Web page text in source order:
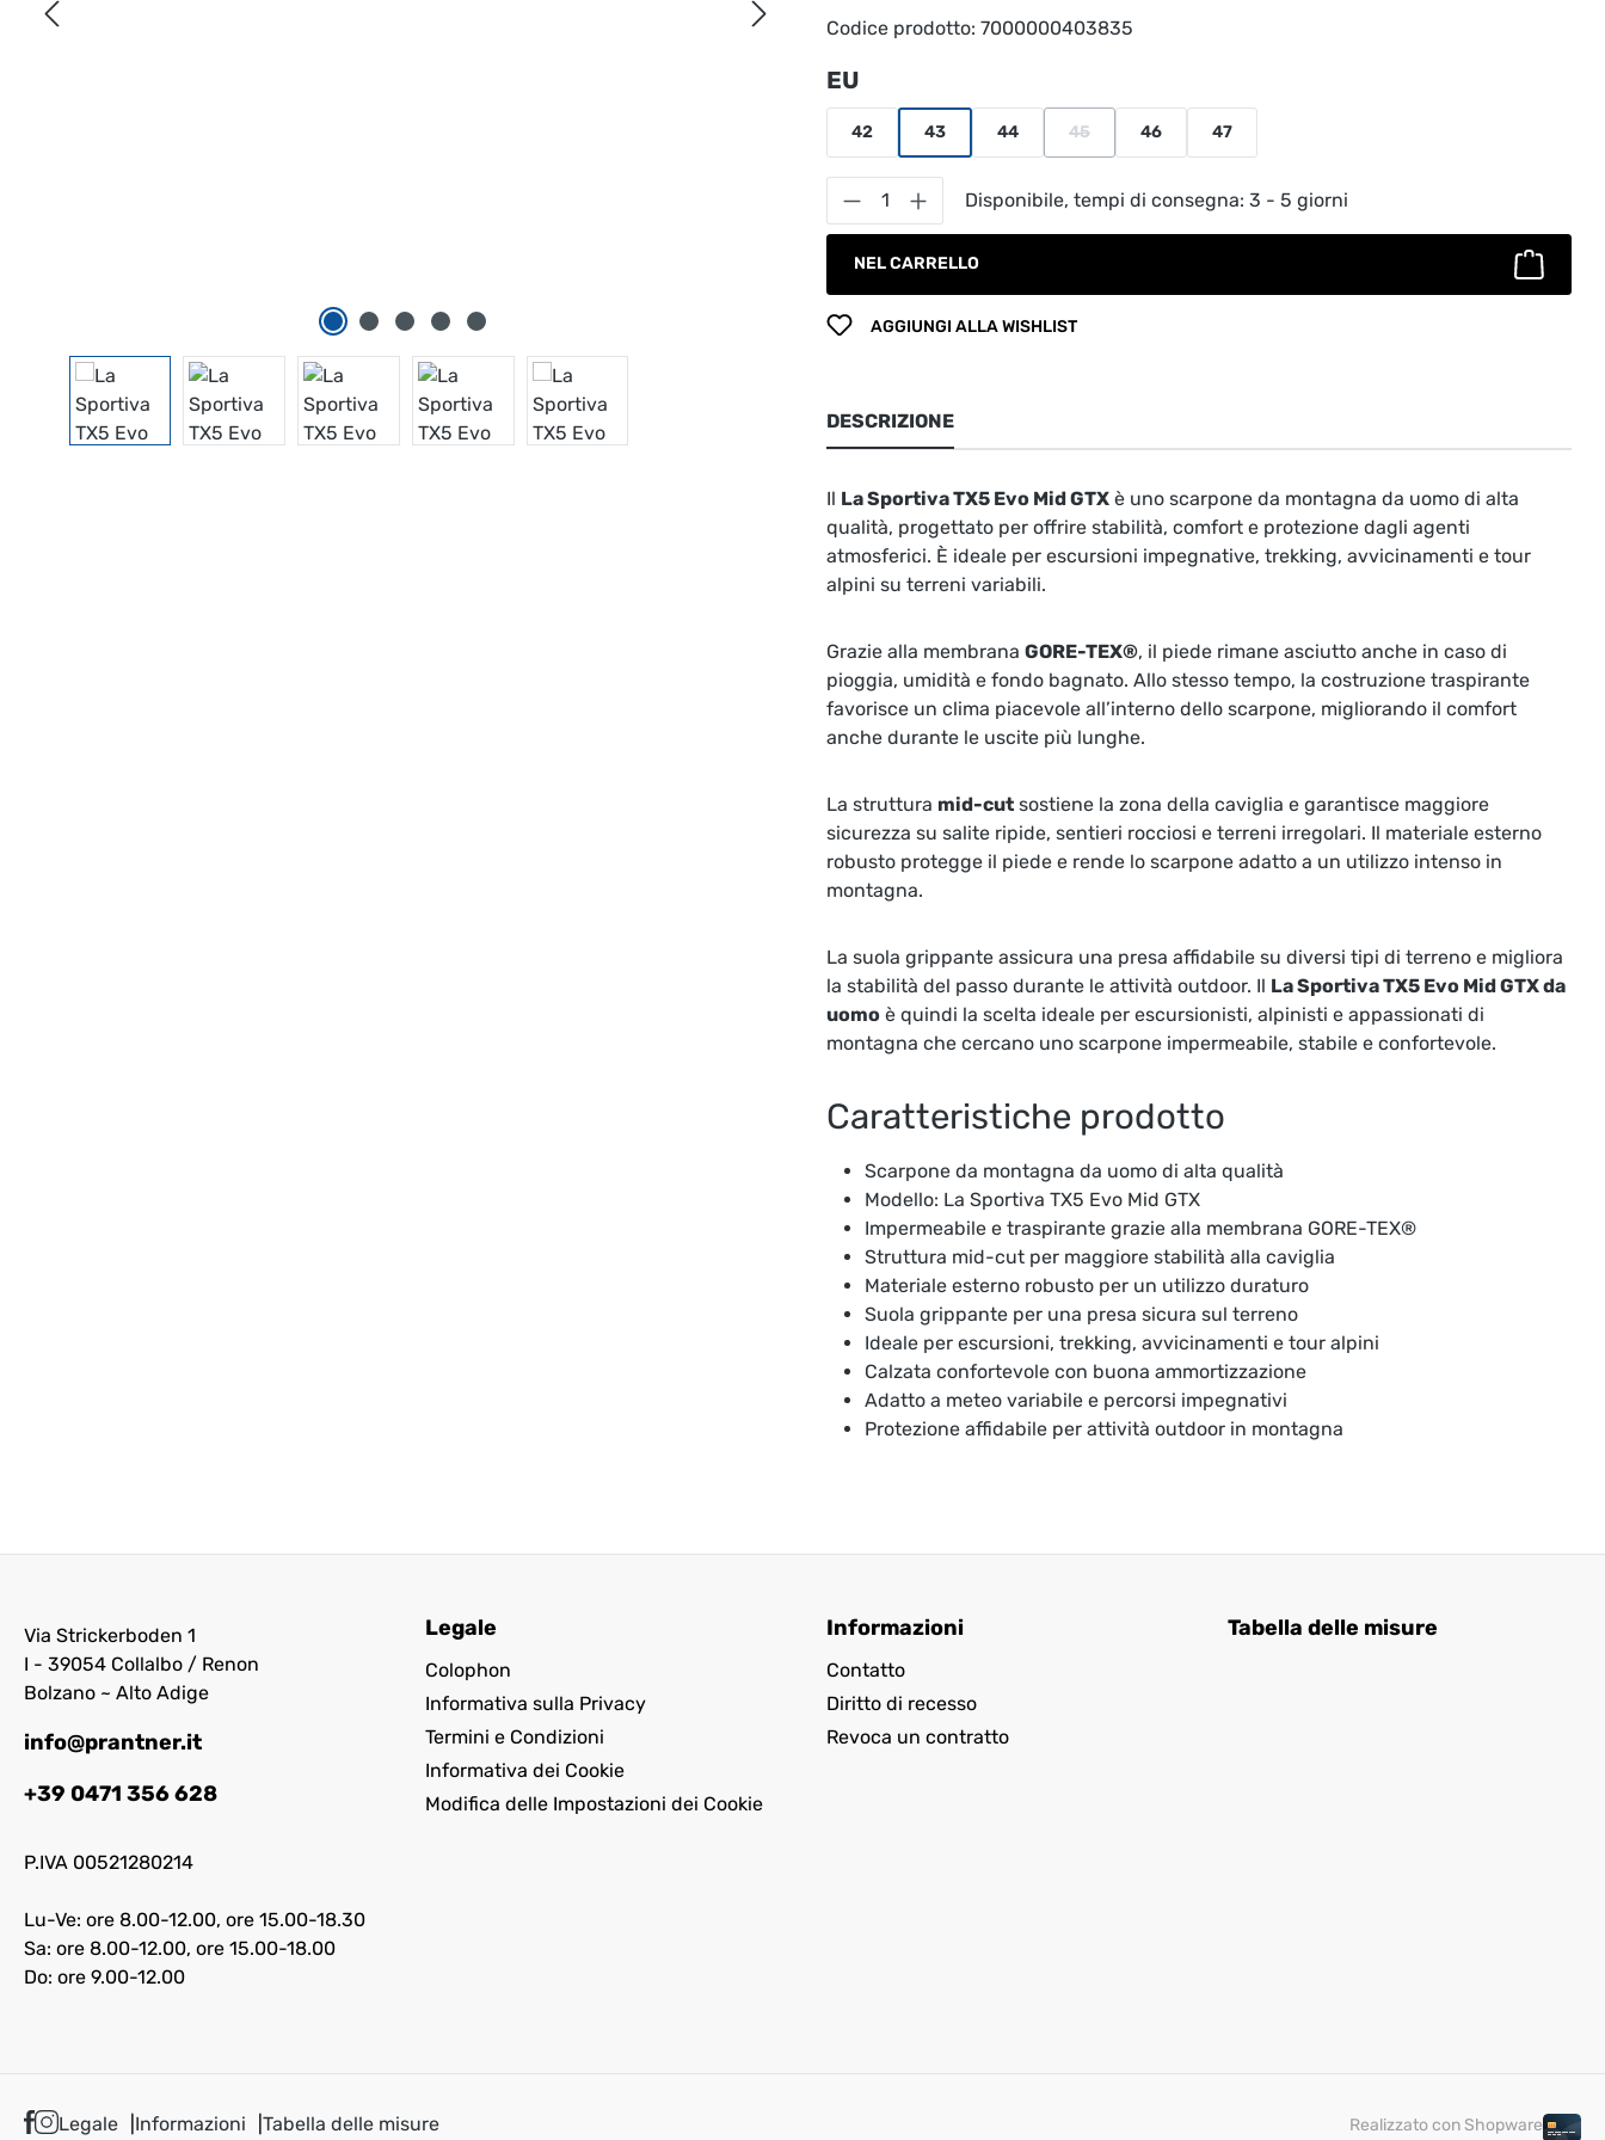
Codice prodotto: 7000000403835
Seleziona
EU
42 43 44 45
(Questa opzione non è al momento disponibile.)
46 47
Quantità del prodotto: inserisci la quantità desiderata o
Disponibile, tempi di consegna: 3 - 5 giorni
NEL CARRELLO
AGGIUNGI ALLA WISHLIST
DESCRIZIONE
Il La Sportiva TX5 Evo Mid GTX è uno scarpone da montagna da uomo di alta
qualità, progettato per offrire stabilità, comfort e protezione dagli agenti
atmosferici. È ideale per escursioni impegnative, trekking, avvicinamenti e tour
alpini su terreni variabili.
Grazie alla membrana GORE-TEX®, il piede rimane asciutto anche in caso di
pioggia, umidità e fondo bagnato. Allo stesso tempo, la costruzione traspirante
favorisce un clima piacevole all’interno dello scarpone, migliorando il comfort
anche durante le uscite più lunghe.
La struttura mid-cut sostiene la zona della caviglia e garantisce maggiore
sicurezza su salite ripide, sentieri rocciosi e terreni irregolari. Il materiale esterno
robusto protegge il piede e rende lo scarpone adatto a un utilizzo intenso in
montagna.
La suola grippante assicura una presa affidabile su diversi tipi di terreno e migliora
la stabilità del passo durante le attività outdoor. Il La Sportiva TX5 Evo Mid GTX da
uomo è quindi la scelta ideale per escursionisti, alpinisti e appassionati di
montagna che cercano uno scarpone impermeabile, stabile e confortevole.
Caratteristiche prodotto
Scarpone da montagna da uomo di alta qualità
Modello: La Sportiva TX5 Evo Mid GTX
Impermeabile e traspirante grazie alla membrana GORE-TEX®
Struttura mid-cut per maggiore stabilità alla caviglia
Materiale esterno robusto per un utilizzo duraturo
Suola grippante per una presa sicura sul terreno
Ideale per escursioni, trekking, avvicinamenti e tour alpini
Calzata confortevole con buona ammortizzazione
Adatto a meteo variabile e percorsi impegnativi
Protezione affidabile per attività outdoor in montagna
Via Strickerboden 1
I - 39054 Collalbo / Renon
Bolzano ~ Alto Adige
info@prantner.it
+39 0471 356 628
P.IVA 00521280214
Lu-Ve: ore 8.00-12.00, ore 15.00-18.30
Sa: ore 8.00-12.00, ore 15.00-18.00
Do: ore 9.00-12.00
Legale
Colophon
Informativa sulla Privacy
Termini e Condizioni
Informativa dei Cookie
Modifica delle Impostazioni dei Cookie
Informazioni
Contatto
Diritto di recesso
Revoca un contratto
Tabella delle misure
Legale Informazioni Tabella delle misure Realizzato con Shopware